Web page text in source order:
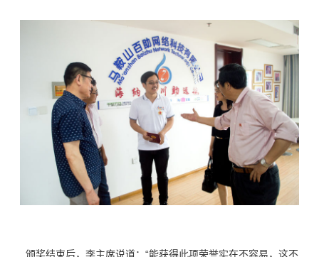
颁奖结束后，李主席说道：“能获得此项荣誉实在不容易，这不